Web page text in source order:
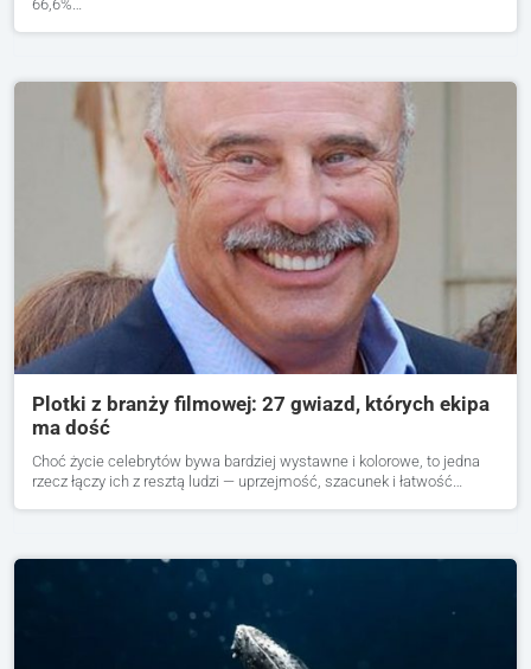
66,6%…
Plotki z branży filmowej: 27 gwiazd, których ekipa
ma dość
Choć życie celebrytów bywa bardziej wystawne i kolorowe, to jedna
rzecz łączy ich z resztą ludzi — uprzejmość, szacunek i łatwość…